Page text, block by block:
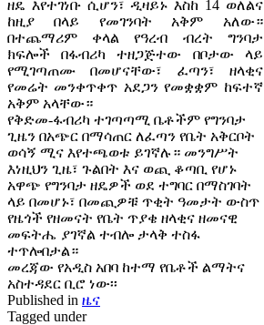
ዘዴ እየተገነቡ ሲሆን፣ ዲዛይኑ እስከ 14 ወለልና
ከዚያ በላይ የመገንባት አቅም አለው።
በተጨማሪም ቀላል የዓረብ ብረት ግንባታ
ክፍሎች በፋብሪካ ተዘጋጅተው በቦታው ላይ
የሚገጣጠሙ በመሆናቸው፣ ፈጣን፣ ዘላቂና
የመሬት መንቀጥቀጥ አደጋን የመቋቋም ከፍተኛ
አቅም አላቸው።
የቅድመ-ፋብሪካ ተገጣጣሚ ቤቶችም የግንባታ
ጊዜን በአጭር በማሳጠር ለፈጣን የቤት አቅርቦት
ወሳኝ ሚና እየተጫወቱ ይገኛሉ። መንግሥት
እነዚህን ጊዜ፣ ጉልበት እና ወጪ ቆጣቢ የሆኑ
አዋጭ የግንባታ ዘዴዎች ወደ ተግባር በማስገባት
ላይ በመሆኑ፣ በመጪዎቹ ጥቂት ዓመታት ውስጥ
የዜጎች የዘመናት የቤት ጥያቄ ዘላቂና ዘመናዊ
መፍትሔ ያገኛል ተብሎ ታላቅ ተስፋ
ተጥሎበታል።
መረጃው የአዲስ አበባ ከተማ የቤቶች ልማትና
አስተዳደር ቢሮ ነው፡፡
Published in ዜና
Tagged under